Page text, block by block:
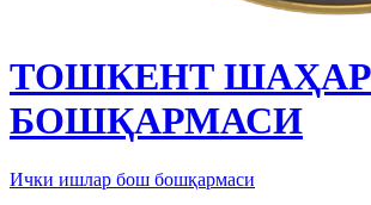
ТОШКЕНТ
БОШҚАРМАСИ
Ички ишлар бош бошқармаси